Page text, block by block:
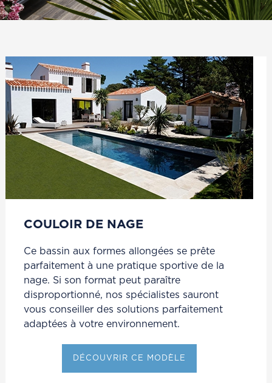
COULOIR DE NAGE
Ce bassin aux formes allongées se prête
parfaitement à une pratique sportive de la
nage. Si son format peut paraître
disproportionné, nos spécialistes sauront
vous conseiller des solutions parfaitement
adaptées à votre environnement.
DÉCOUVRIR CE MODÈLE